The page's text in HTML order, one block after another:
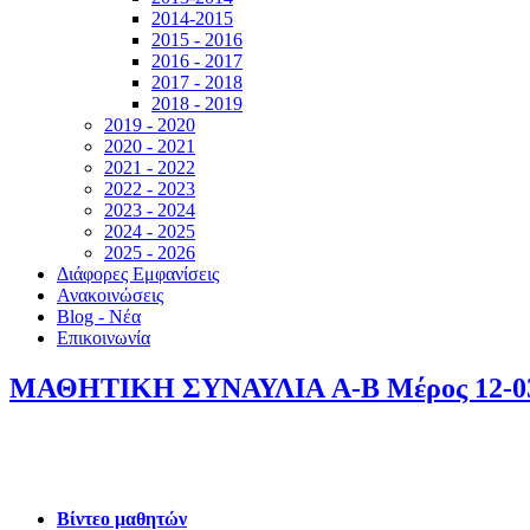
2014-2015
2015 - 2016
2016 - 2017
2017 - 2018
2018 - 2019
2019 - 2020
2020 - 2021
2021 - 2022
2022 - 2023
2023 - 2024
2024 - 2025
2025 - 2026
Διάφορες Εμφανίσεις
Ανακοινώσεις
Blog - Νέα
Επικοινωνία
ΜΑΘΗΤΙΚΗ ΣΥΝΑΥΛΙΑ A-B Μέρος 12-
Βίντεο μαθητών